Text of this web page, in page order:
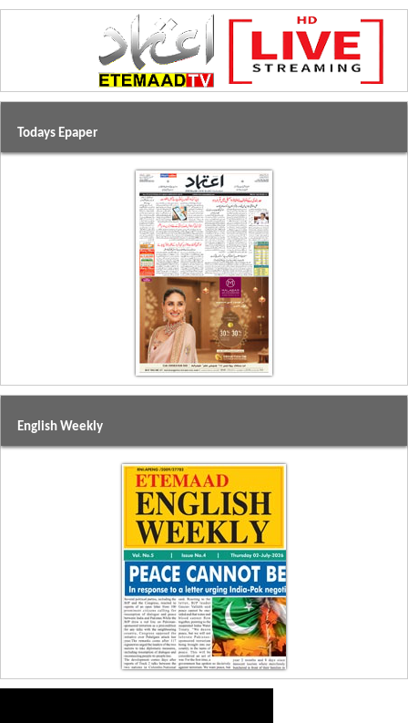
Todays Epaper
English Weekly